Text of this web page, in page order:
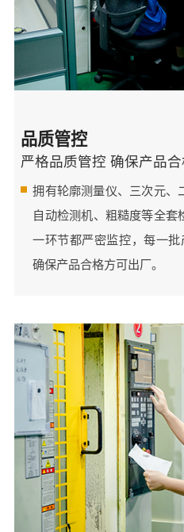
品质管控
严格品质管控 确保产品
拥有轮廓测量仪、三次元、
自动检测机、粗糙度等全
一环节都严密监控，每一批
确保产品合格方可出厂。